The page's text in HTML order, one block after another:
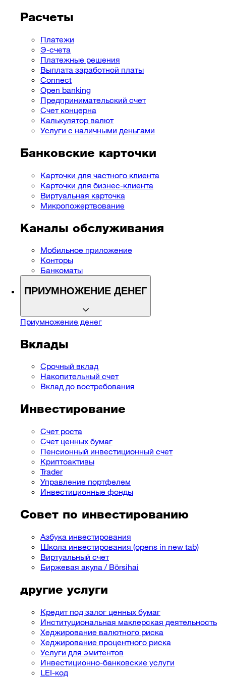
Расчеты
Платежи
Э-счета
Платежные решения
Выплата заработной платы
Connect
Open banking
Предпринимательский cчет
Cчет концерна
Калькулятор валют
Услуги с наличными деньгами
Банковские карточки
Карточки для частного клиента
Карточки для бизнес-клиента
Виртуальная карточка
Микропожертвование
Каналы обслуживания
Мобильное приложение
Конторы
Банкоматы
ПРИУМНОЖЕНИЕ ДЕНЕГ
Приумножение денег
Вклады
Срочный вклад
Накопительный счет
Вклад до востребования
Инвестирование
Счет роста
Счет ценных бумаг
Пенсионный инвестиционный счет
Криптоактивы
Trader
Управление портфелем
Инвестиционные фонды
Совет по инвестированию
Азбука инвестирования
Школа инвестирования (opens in new tab)
Виртуальный счет
Биржевая акула / Börsihai
другие услуги
Кредит под залог ценных бумаг
Институциональная маклерская деятельность
Хеджирование валютного риска
Хеджирование процентного риска
Услуги для эмитентов
Инвестиционно-банковские услуги
LEI-код